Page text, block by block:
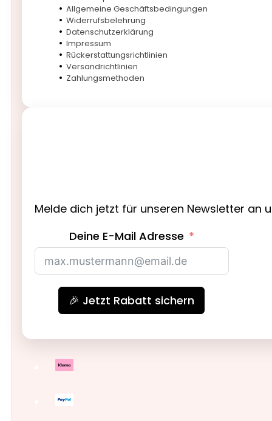
Allgemeine Geschäftsbedingungen
Widerrufsbelehrung
Datenschutzerklärung
Impressum
Rückerstattungsrichtlinien
Versandrichtlinien
Zahlungsmethoden
Melde dich jetzt für unseren Newsletter an
Deine E-Mail Adresse
🎉 Jetzt Rabatt sichern